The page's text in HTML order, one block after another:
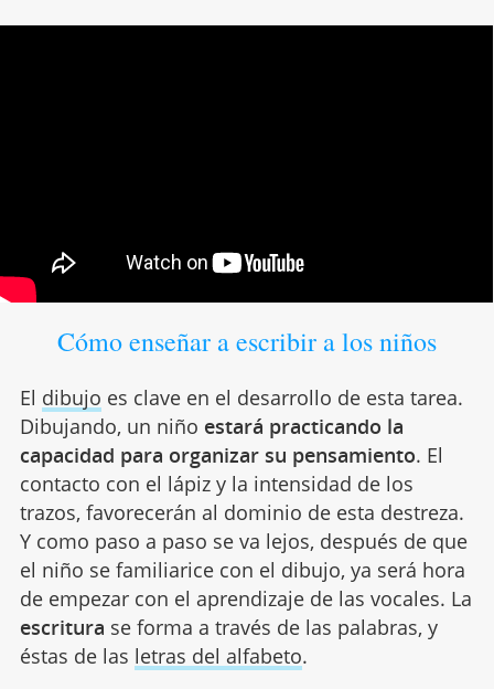
Cómo enseñar a escribir a los niños
El dibujo es clave en el desarrollo de esta tarea.
Dibujando, un niño estará practicando la
capacidad para organizar su pensamiento. El
contacto con el lápiz y la intensidad de los
trazos, favorecerán al dominio de esta destreza.
Y como paso a paso se va lejos, después de que
el niño se familiarice con el dibujo, ya será hora
de empezar con el aprendizaje de las vocales. La
escritura se forma a través de las palabras, y
éstas de las letras del alfabeto.